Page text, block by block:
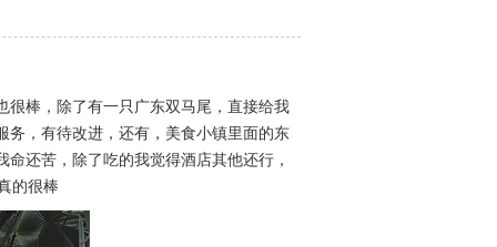
很棒，除了有一只广东双马尾，直接给我
务，有待改进，还有，美食小镇里面的东
还苦，除了吃的我觉得酒店其他还行，
的很棒